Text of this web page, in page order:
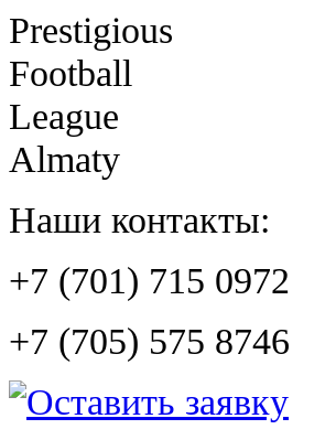
Prestigious
Football
League
Almaty
Наши контакты:
+7 (701) 715 0972
+7 (705) 575 8746